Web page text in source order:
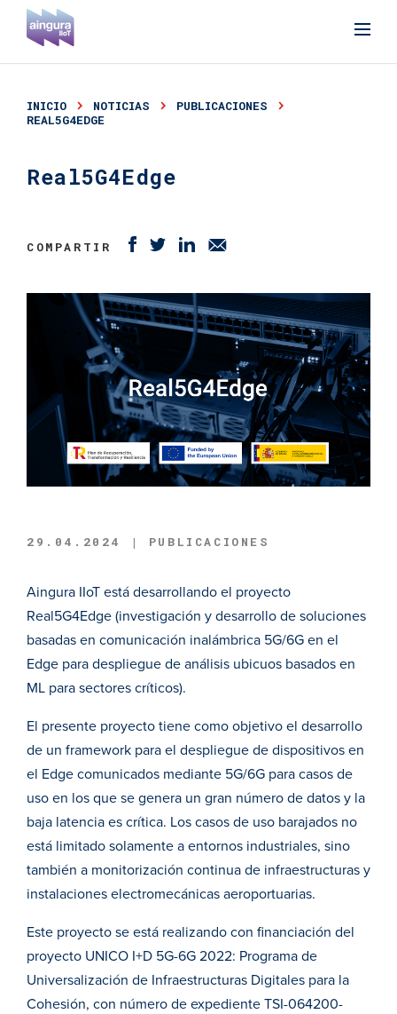
INICIO NOTICIAS
PUBLICACIONES
REAL5G4EDGE
Real5G4Edge
COMPARTIR
29.04.2024 | PUBLICACIONES
Aingura IIoT está desarrollando el proyecto
Real5G4Edge (investigación y desarrollo de soluciones
basadas en comunicación inalámbrica 5G/6G en el
Edge para despliegue de análisis ubicuos basados en
ML para sectores críticos).
El presente proyecto tiene como objetivo el desarrollo
de un framework para el despliegue de dispositivos en
el Edge comunicados mediante 5G/6G para casos de
uso en los que se genera un gran número de datos y la
baja latencia es crítica. Los casos de uso barajados no
está limitado solamente a entornos industriales, sino
también a monitorización continua de infraestructuras y
instalaciones electromecánicas aeroportuarias.
Este proyecto se está realizando con financiación del
proyecto UNICO I+D 5G-6G 2022: Programa de
Universalización de Infraestructuras Digitales para la
Cohesión, con número de expediente TSI-064200-